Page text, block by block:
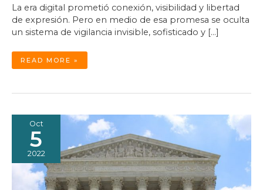
La era digital prometió conexión, visibilidad y libertad
de expresión. Pero en medio de esa promesa se oculta
un sistema de vigilancia invisible, sofisticado y […]
FACEBOOK
E
INSTAGRAM:
ES
READ MORE »
Oct
5
2022